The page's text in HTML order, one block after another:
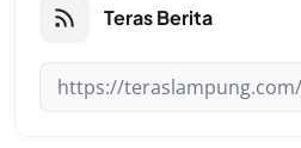
Teras Berita